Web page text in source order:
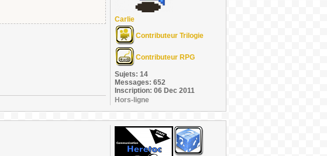
Carlie
Contributeur Trilogie
Contributeur RPG
Sujets: 14
Messages: 652
Inscription: 06 Dec 2011
Hors-ligne